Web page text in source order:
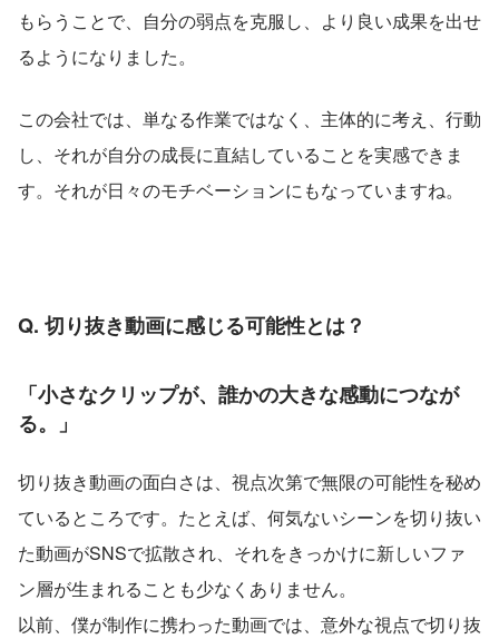
もらうことで、自分の弱点を克服し、より良い成果を出せ
るようになりました。
この会社では、単なる作業ではなく、主体的に考え、行動
し、それが自分の成長に直結していることを実感できま
す。それが日々のモチベーションにもなっていますね。
Q. 切り抜き動画に感じる可能性とは？
「小さなクリップが、誰かの大きな感動につなが
る。」
切り抜き動画の面白さは、視点次第で無限の可能性を秘め
ているところです。たとえば、何気ないシーンを切り抜い
た動画がSNSで拡散され、それをきっかけに新しいファ
ン層が生まれることも少なくありません。
以前、僕が制作に携わった動画では、意外な視点で切り抜